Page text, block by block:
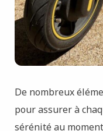
De nombreux
pour assurer à
sérénité au